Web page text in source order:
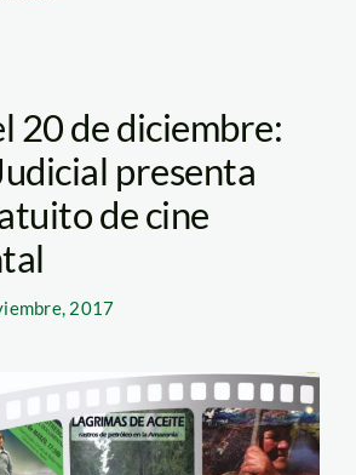
20 de diciembre:
presenta
de cine
2017